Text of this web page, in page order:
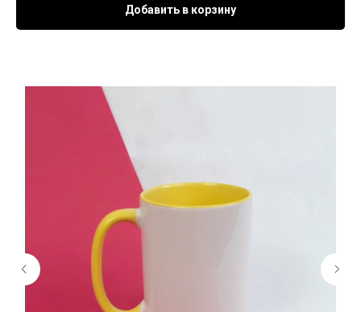
Добавить в корзину